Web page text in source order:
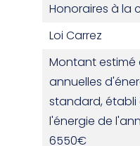
Honoraires à la
Loi Carrez
Montant estimé
annuelles
standard, établi
l'énergie de
6550€